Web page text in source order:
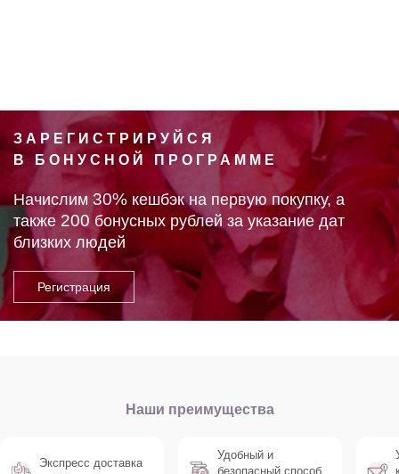
ЗАРЕГИСТРИРУЙСЯ
В БОНУСНОЙ ПРОГРАММЕ
Начислим 30% кешбэк на первую покупку, а
также 200 бонусных рублей за указание дат
близких людей
Наши преимущества
Экспресс доставка
Удобный и
безопасный способ